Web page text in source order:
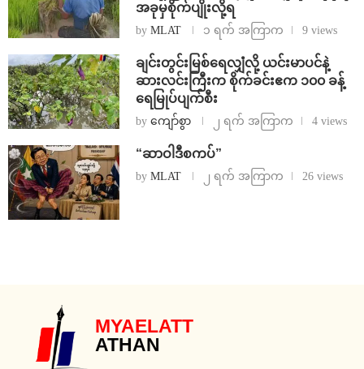
အခုမှစိုက်ပျိုးလို့ရ
by MLAT ၁ ရက် အကြာက 9 views
ချင်းတွင်းမြစ်ရေလျှံလို့ ယင်းမာပင်နဲ့
ဆားလင်းကြီးက စိုက်ခင်းဧက ၁၀၀ ခန့်
ရေမြုပ်ပျက်စီး
by ကျော်စွာ ၂ ရက် အကြာက 4 views
“ဆာဝါဒီစကပ်”
by MLAT ၂ ရက် အကြာက 26 views
MYAELATT
ATHAN